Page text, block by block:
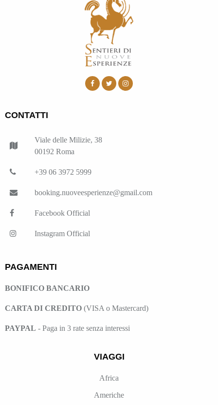
CONTATTI
Viale delle Milizie, 38
00192 Roma
+39 06 3972 5999
booking.nuoveesperienze@gmail.com
Facebook Official
Instagram Official
PAGAMENTI
BONIFICO BANCARIO
CARTA DI CREDITO (VISA o Mastercard)
PAYPAL - Paga in 3 rate senza interessi
VIAGGI
Africa
Americhe